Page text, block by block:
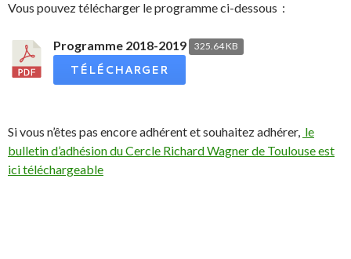
Vous pouvez télécharger le programme ci-dessous :
Programme 2018-2019 325.64 KB
TÉLÉCHARGER
Si vous n’êtes pas encore adhérent et souhaitez adhérer, le
bulletin d’adhésion du Cercle Richard Wagner de Toulouse est
ici téléchargeable